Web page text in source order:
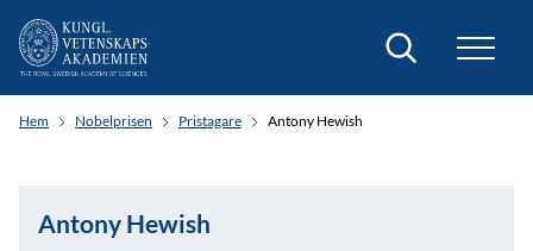
Sök
Hem Nobelprisen Pristagare Antony Hewish
Antony Hewish